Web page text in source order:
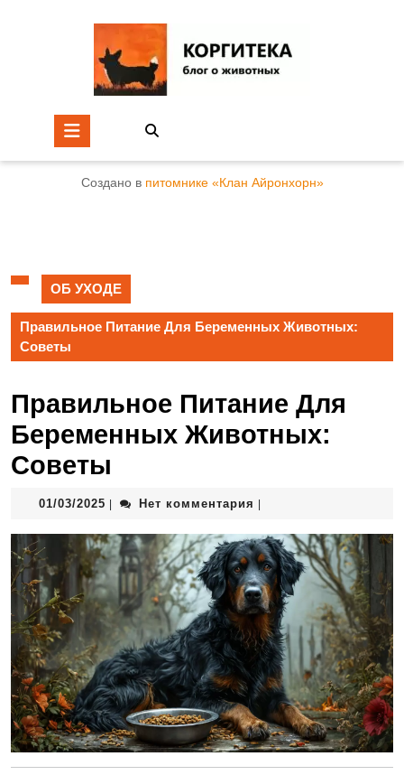
Создано в питомнике «Клан Айронхорн»
ОБ УХОДЕ
Правильное Питание Для Беременных Животных:
Советы
Правильное Питание Для
Беременных Животных:
Советы
01/03/2025 Нет комментария